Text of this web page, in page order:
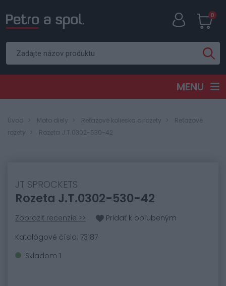
0
MENU
Úvod Moto diely Reťazové kolieska a rozety
Reťazové
rozety
Rozeta J.T.0302-530-42
JT SPROCKETS
Rozeta J.T.0302-530-42
Zobraziť recenzie >>
Pridať k obľubeným
Katalógové číslo: 73187
Skladom 1